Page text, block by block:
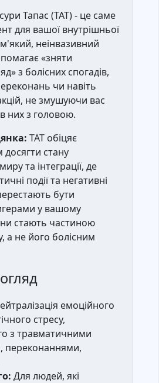
Тапас (TAT) - це саме
для вашої внутрішньої
неінвазивний
«зняти
з болісних спогадів,
чи навіть
не змушуючи вас
них з головою.
TAT обіцяє
стану
та інтеграції, де
події та негативні
бути
у вашому
стають частиною
а не його болісним
емоційного
стресу,
з травматичними
переконаннями,
Для людей, які